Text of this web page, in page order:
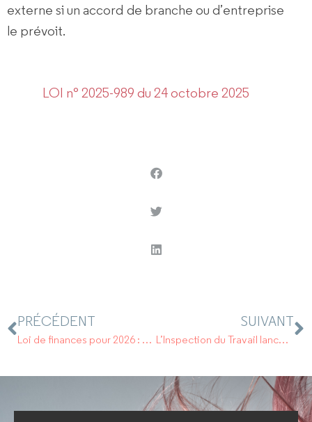
externe si un accord de branche ou d’entreprise
le prévoit.
LOI n° 2025-989 du 24 octobre 2025
PRÉCÉDENT
Loi de finances pour 2026 : Pas de suppression anticipée pour la CVAE.
SUIVANT
L’Inspection du Travail lance une campagne de contrôles visant le salariat déguisé.